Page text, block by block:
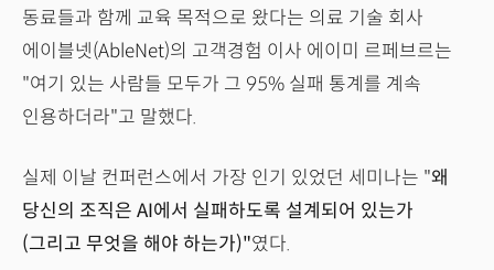
동료들과 함께 교육 목적으로 왔다는 의료 기술 회사
에이블넷(AbleNet)의 고객경험 이사 에이미 르페브르는
"여기 있는 사람들 모두가 그 95% 실패 통계를 계속
인용하더라"고 말했다.
실제 이날 컨퍼런스에서 가장 인기 있었던 세미나는 "왜
당신의 조직은 AI에서 실패하도록 설계되어 있는가
(그리고 무엇을 해야 하는가)"였다.